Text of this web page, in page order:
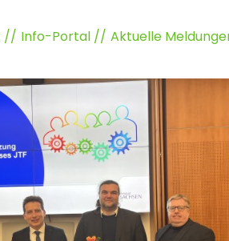
Info-Portal Aktuelle